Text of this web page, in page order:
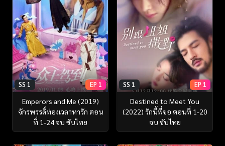
SS 1 EP 1
Emperors and Me (2019)
จักรพรรดิ์ท่องเวลาหารัก ตอน
ที่ 1-24 จบ ซับไทย
SS 1 EP 1
Destined to Meet You
(2022) รักนี้พี่ขอ ตอนที่ 1-20
จบ ซับไทย